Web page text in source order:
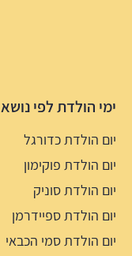
ימי הולדת לפי נושא
יום הולדת כדורגל
יום הולדת פוקימון
יום הולדת סוניק
יום הולדת ספיידרמן
יום הולדת סמי הכבאי